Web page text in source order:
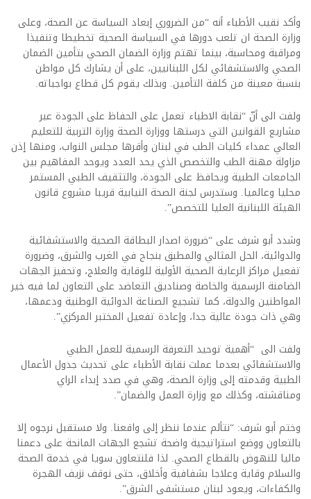
وأكد نقيب الأطباء أنه “من الضروري إبعاد السياسة عن الصحة، وعلى
وزارة الصحة ان تلعب دورها في السياسة الصحية تخطيطا وتنفيذا
ومراقبة ومحاسبة، بينما تهتم وزارة الضمان الصحي بتأمين الضمان
الصحي والاستشفائي لكل اللبنانيين، على أن يشارك كل مواطن
بنسبة معينة من كلفة التأمين. وبذلك يقوم كل قطاع بواجباته.
ولفت الى أنّ “نقابة الاطباء تعمل على الحفاظ على الجودة عبر
‏مشاريع القوانين التي درستها و‏وزارة الصحة وزارة التربية للتعليم
العالي عمداء كليات الطب في لبنان وأقرها مجلس النواب، ومنها إذن
‏مزاولة مهنة الطب والتخصص الذي يحد العدد ويوحد المفاهيم بين
الجامعات الطبية ويحافظ على الجودة، والتثقيف الطبي المستمر
محليا وعالميا. وستدرس لجنة الصحة النيابية قريبا مشروع قانون
‏الهيئة اللبنانية العليا للتخصص”.
وشدد أبو شرف على “ضرورة اصدار البطاقة الصحية والاستشفائية
والدوائية، الحل المثالي والمطبق بنجاح في الغرب والشرق، وضرورة
تفعيل ‏مراكز الرعاية الصحية الأولية للوقاية والعلاج، وتحفيز الجهات
الضامنة الرسمية والخاصة وصناديق التعاضد على التعاون لما فيه خير
المواطنين والدولة، كما تشجيع الصناعة الدوائية الوطنية ودعمها،
وهي ذات جودة عالية جدا، وإعادة تفعيل المختبر المركزي”.
ولفت الى “أهمية ‏توحيد التعرفة الرسمية للعمل الطبي
والاستشفائي بعدما عملت نقابة الأطباء على تحديث جدول الأعمال
الطبية وقدمته إلى وزارة الصحة، وهي في صدد إبداء الراي
ومناقشته، وكذلك مع وزارة العمل والضمان”.
وختم أبو شرف: “‏نتألم عندما ننظر إلى واقعنا. ولا مستقبل نرجوه إلا
بالتعاون ووضع استراتيجية واضحة تشجع الجهات المانحة على دعمنا
ماليا للنهوض بالقطاع الصحي. لذا فلنتعاون سويا في خدمة الصحة
والسلام وقاية وعلاجا بشفافية وأخلاق، حتى نوقف نزيف الهجرة
والكفاءات، ويعود لبنان مستشفى الشرق”.